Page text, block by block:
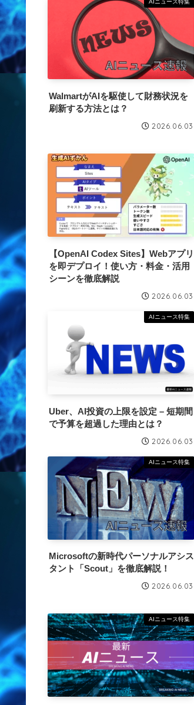
AIニュース特集
WalmartがAIを駆使して財務状況を
刷新する方法とは？
2026.06.03
【OpenAI Codex Sites】Webアプリ
を即デプロイ！使い方・料金・活用
シーンを徹底解説
2026.06.03
AIニュース特集
Uber、AI投資の上限を設定 – 短期間
で予算を超過した理由とは？
2026.06.03
AIニュース特集
Microsoftの新時代パーソナルアシス
タント「Scout」を徹底解説！
2026.06.03
AIニュース特集